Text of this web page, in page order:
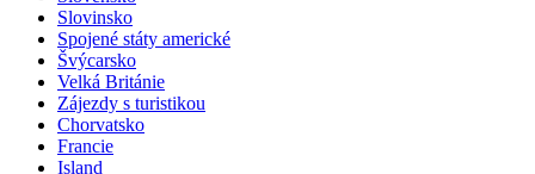
Slovinsko
Spojené státy americké
Švýcarsko
Velká Británie
Zájezdy s turistikou
Chorvatsko
Francie
Island